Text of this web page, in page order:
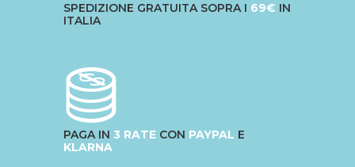
SPEDIZIONE GRATUITA SOPRA I 69€ IN
ITALIA
PAGA IN 3 RATE CON PAYPAL E
KLARNA